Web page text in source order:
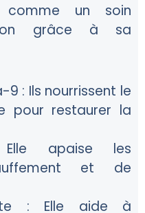
un soin
grâce à sa
9 : Ils nourrissent le
pour restaurer la
apaise les
et de
: Elle aide à